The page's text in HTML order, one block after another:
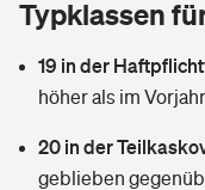
Wer versichert was:
Sie haben Fragen?
Kinderinvalidität
Reiseversicherung
Typklassen
19 in der
höher als im
20 in der
geblieben